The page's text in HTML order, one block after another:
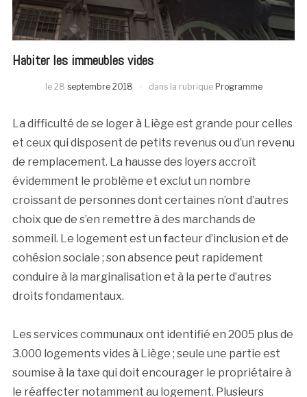
Habiter les immeubles vides
le 28 septembre 2018 dans la rubrique Programme
La difficulté de se loger à Liège est grande pour celles
et ceux qui disposent de petits revenus ou d’un revenu
de remplacement. La hausse des loyers accroît
évidemment le problème et exclut un nombre
croissant de personnes dont certaines n’ont d’autres
choix que de s’en remettre à des marchands de
sommeil. Le logement est un facteur d’inclusion et de
cohésion sociale ; son absence peut rapidement
conduire à la marginalisation et à la perte d’autres
droits fondamentaux.
Les services communaux ont identifié en 2005 plus de
3.000 logements vides à Liège ; seule une partie est
soumise à la taxe qui doit encourager le propriétaire à
le réaffecter notamment au logement. Plusieurs